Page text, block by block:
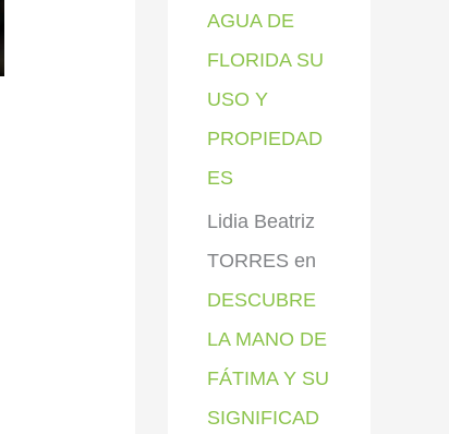
AGUA DE
FLORIDA SU
USO Y
PROPIEDAD
ES
Lidia Beatriz
TORRES en
DESCUBRE
LA MANO DE
FÁTIMA Y SU
SIGNIFICAD